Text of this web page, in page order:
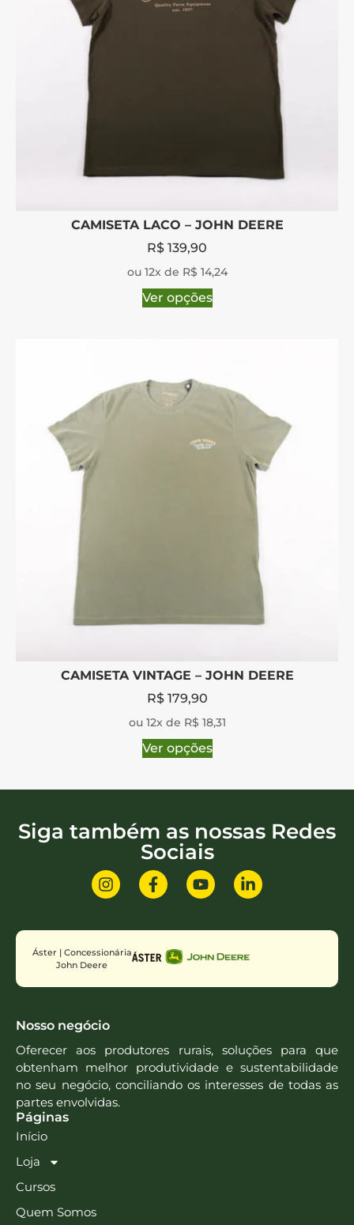
CAMISETA LACO – JOHN DEERE
R$ 139,90
ou 12x de R$ 14,24
Ver opções
CAMISETA VINTAGE – JOHN DEERE
R$179,90
ou 12x de R$ 18,31
Ver opções
Siga também as nossas Redes
Sociais
Áster | Concessionária
John Deere
Nosso negócio
Oferecer aos produtores rurais, soluções para que
obtenham melhor produtividade e sustentabilidade
no seu negócio, conciliando os interesses de todas as
partes envolvidas.
Páginas
Início
Loja
Cursos
Quem Somos